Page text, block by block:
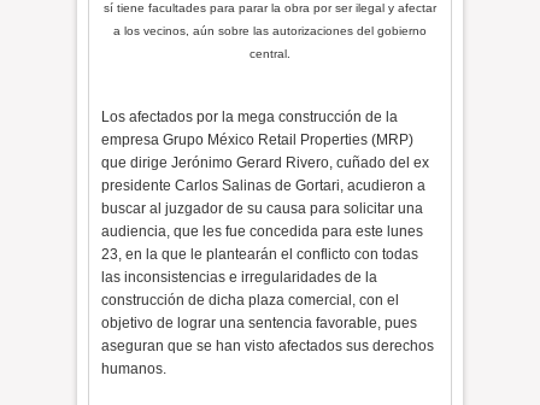
sí tiene facultades para parar la obra por ser ilegal y afectar
a los vecinos, aún sobre las autorizaciones del gobierno
central.
Los afectados por la mega construcción de la
empresa Grupo México Retail Properties (MRP)
que dirige Jerónimo Gerard Rivero, cuñado del ex
presidente Carlos Salinas de Gortari, acudieron a
buscar al juzgador de su causa para solicitar una
audiencia, que les fue concedida para este lunes
23, en la que le plantearán el conflicto con todas
las inconsistencias e irregularidades de la
construcción de dicha plaza comercial, con el
objetivo de lograr una sentencia favorable, pues
aseguran que se han visto afectados sus derechos
humanos.